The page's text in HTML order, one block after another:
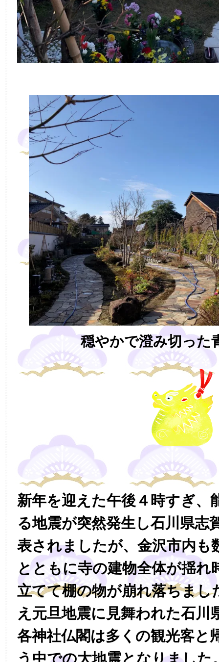
穏やかで澄み切った
新年を迎えた午後４時すぎ、
る地震が突然発生し石川県志
表されましたが、金沢市内も
とともに寺の建物全体が揺れ
立てて棚の物が崩れ落ちまし
え元旦地震に見舞われた石川
各神社仏閣は多くの観光客と
う中での大地震となりました